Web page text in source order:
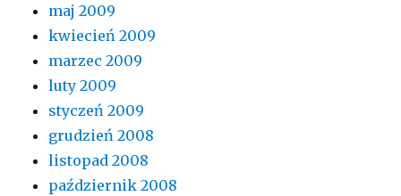
maj 2009
kwiecień 2009
marzec 2009
luty 2009
styczeń 2009
grudzień 2008
listopad 2008
październik 2008